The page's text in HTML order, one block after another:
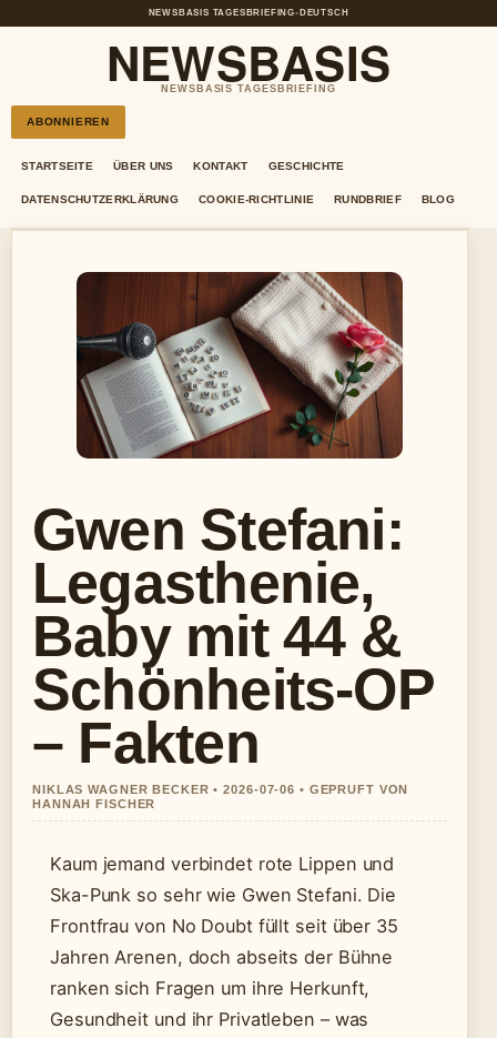
NEWSBASIS TAGESBRIEFING• DEUTSCH
NEWSBASIS
NEWSBASIS TAGESBRIEFING
ABONNIEREN
STARTSEITE ÜBER UNS KONTAKT GESCHICHTE
DATENSCHUTZERKLÄRUNG COOKIE-RICHTLINIE RUNDBRIEF BLOG
Gwen Stefani:
Legasthenie,
Baby mit 44 &
Schönheits-OP
– Fakten
NIKLAS WAGNER BECKER • 2026-07-06 • GEPRUFT VON
HANNAH FISCHER
Kaum jemand verbindet rote Lippen und
Ska-Punk so sehr wie Gwen Stefani. Die
Frontfrau von No Doubt füllt seit über 35
Jahren Arenen, doch abseits der Bühne
ranken sich Fragen um ihre Herkunft,
Gesundheit und ihr Privatleben – was